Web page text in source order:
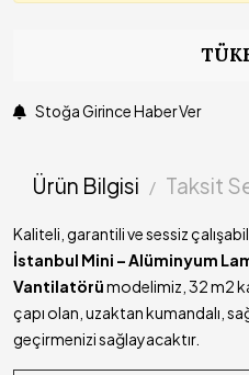
Stoğa Girince Haber Ver
Ürün Bilgisi Taksit
Kaliteli, garantili ve sessiz
İstanbul Mini – Alüminyum
Vantilatörümodelimiz, 32 m2
çapı olan, uzaktan kumandalı,
geçirmenizi sağlayacaktır.